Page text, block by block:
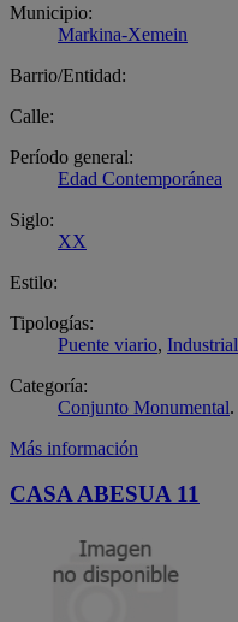
Municipio:
Markina-Xemein
Barrio/Entidad:
Calle:
Período general:
Edad Contemporánea
Siglo:
XX
Estilo:
Tipologías:
Puente viario, Industrial
Categoría:
Conjunto Monumental.
Más información
CASA ABESUA 11